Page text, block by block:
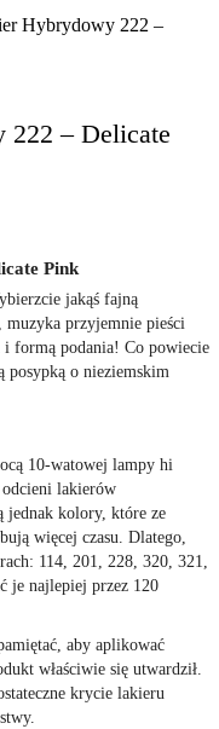
Hybrydowy 222 –
– Delicate
Pink
jakąś fajną
przyjemnie pieści
i formą podania! Co powiecie
posypką o nieziemskim
10-watowej lampy hi
odcieni lakierów
jednak kolory, które ze
więcej czasu. Dlatego,
114, 201, 228, 320, 321,
je najlepiej przez 120
aby aplikować
właściwie się utwardził.
krycie lakieru